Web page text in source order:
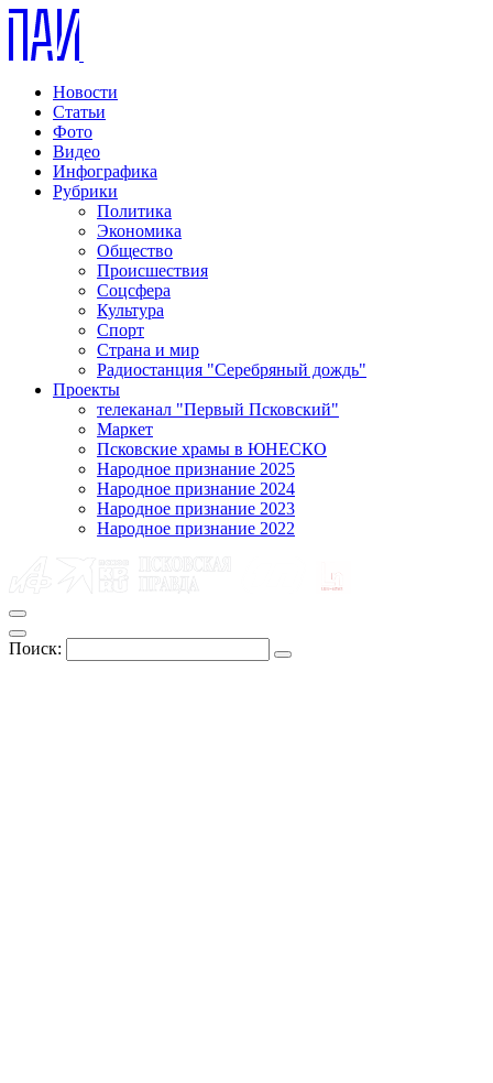
Новости
Статьи
Фото
Видео
Инфографика
Рубрики
Политика
Экономика
Общество
Происшествия
Соцсфера
Культура
Спорт
Страна и мир
Радиостанция "Серебряный дождь"
Проекты
телеканал "Первый Псковский"
Маркет
Псковские храмы в ЮНЕСКО
Народное признание 2025
Народное признание 2024
Народное признание 2023
Народное признание 2022
Поиск: